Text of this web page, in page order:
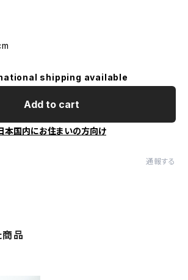
shipping available
Add to cart
本国内にお住まいの方向け
通報する
商品